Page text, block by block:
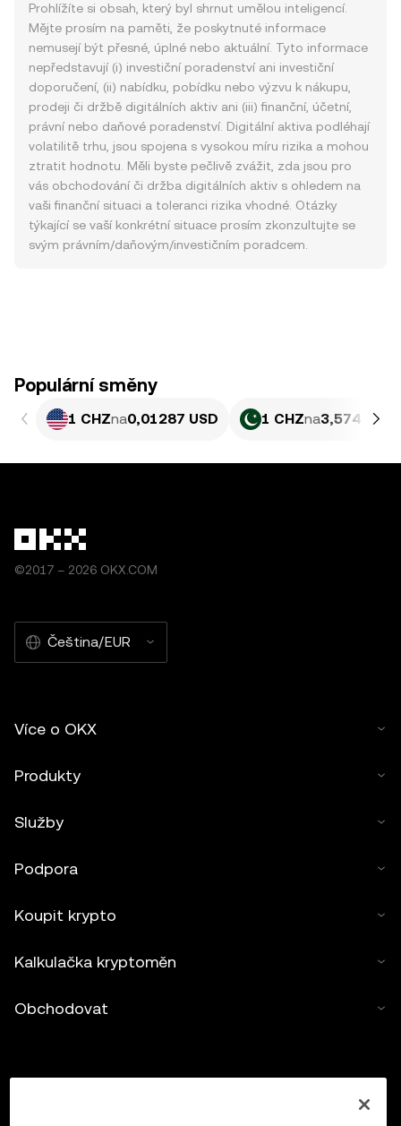
Prohlížíte si obsah, který byl shrnut umělou inteligencí.
Mějte prosím na paměti, že poskytnuté informace
nemusejí být přesné, úplné nebo aktuální. Tyto informace
nepředstavují (i) investiční poradenství ani investiční
doporučení, (ii) nabídku, pobídku nebo výzvu k nákupu,
prodeji či držbě digitálních aktiv ani (iii) finanční, účetní,
právní nebo daňové poradenství. Digitální aktiva podléhají
volatilitě trhu, jsou spojena s vysokou míru rizika a mohou
ztratit hodnotu. Měli byste pečlivě zvážit, zda jsou pro
vás obchodování či držba digitálních aktiv s ohledem na
vaši finanční situaci a toleranci rizika vhodné. Otázky
týkající se vaší konkrétní situace prosím zkonzultujte se
svým právním/daňovým/investičním poradcem.
Populární směny
1 CHZna0,01287 USD 1 CHZna3,574 PKR
©2017 – 2026 OKX.COM
Čeština/EUR
Více o OKX
Produkty
Služby
Podpora
Koupit krypto
Kalkulačka kryptoměn
Obchodovat